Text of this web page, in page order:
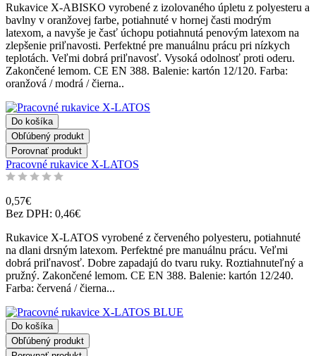
Rukavice X-ABISKO vyrobené z izolovaného úpletu z polyesteru a
bavlny v oranžovej farbe, potiahnuté v hornej časti modrým
latexom, a navyše je časť úchopu potiahnutá penovým latexom na
zlepšenie priľnavosti. Perfektné pre manuálnu prácu pri nízkych
teplotách. Veľmi dobrá priľnavosť. Vysoká odolnosť proti oderu.
Zakončené lemom. CE EN 388. Balenie: kartón 12/120. Farba:
oranžová / modrá / čierna..
Do košíka
Obľúbený produkt
Porovnať produkt
Pracovné rukavice X-LATOS
0,57€
Bez DPH: 0,46€
Rukavice X-LATOS vyrobené z červeného polyesteru, potiahnuté
na dlani drsným latexom. Perfektné pre manuálnu prácu. Veľmi
dobrá priľnavosť. Dobre zapadajú do tvaru ruky. Roztiahnuteľný a
pružný. Zakončené lemom. CE EN 388. Balenie: kartón 12/240.
Farba: červená / čierna...
Do košíka
Obľúbený produkt